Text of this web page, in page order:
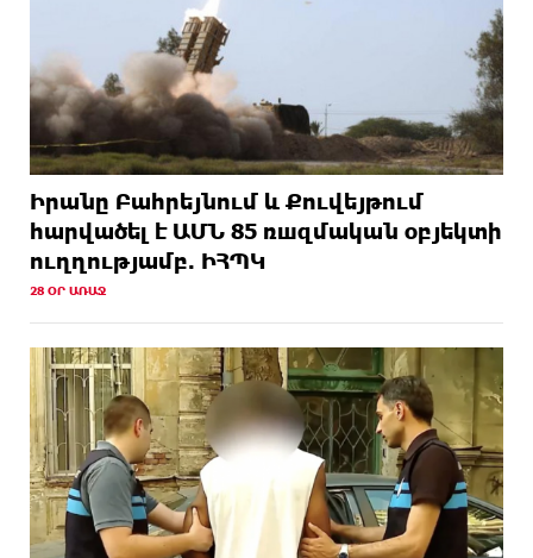
Իրանը Բահրեյնում և Քուվեյթում
hարվածել է ԱՄՆ 85 ռшզմական օբյեկտի
ուղղությամբ. ԻՀՊԿ
28 ՕՐ ԱՌԱՋ